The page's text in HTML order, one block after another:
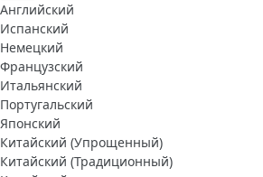
Английский
Испанский
Немецкий
Французский
Итальянский
Португальский
Японский
Китайский (Упрощенный)
Китайский (Традиционный)